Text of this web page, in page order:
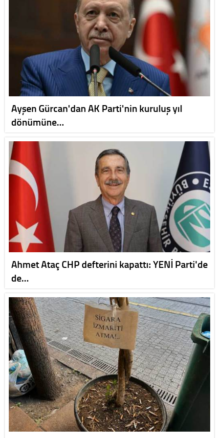
Ayşen Gürcan'dan AK Parti'nin kuruluş yıl
dönümüne…
Ahmet Ataç CHP defterini kapattı: YENİ Parti'de
de…